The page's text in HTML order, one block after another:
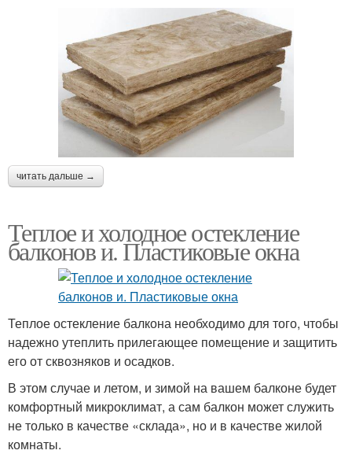
читать дальше →
Теплое и холодное остекление
балконов и. Пластиковые окна
Теплое остекление балкона необходимо для того, чтобы
надежно утеплить прилегающее помещение и защитить
его от сквозняков и осадков.
В этом случае и летом, и зимой на вашем балконе будет
комфортный микроклимат, а сам балкон может служить
не только в качестве «склада», но и в качестве жилой
комнаты.